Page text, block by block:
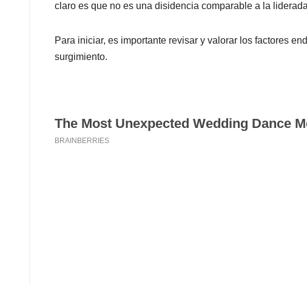
claro es que no es una disidencia comparable a la
Para iniciar, es importante revisar y valorar los factores
surgimiento.